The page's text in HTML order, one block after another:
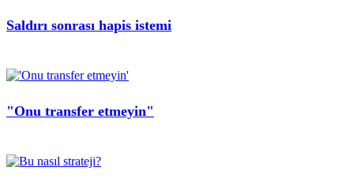
Saldırı sonrası hapis istemi
"Onu transfer etmeyin"